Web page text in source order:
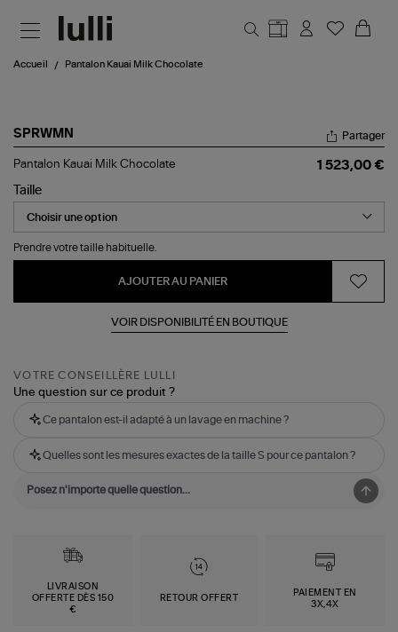
Accueil Pantalon Kauai Milk Chocolate
SPRWMN
Pantalon
Milk
Chocolate
Partager
Pantalon Kauai Milk Chocolate
1 523,00 €
Taille
Prendre votre taille habituelle.
AJOUTER AU PANIER
VOIR DISPONIBILITÉ EN BOUTIQUE
VOTRE CONSEILLÈRE LULLI
Une question sur ce produit ?
Ce pantalon est-il adapté à un lavage en machine ?
Quelles sont les mesures exactes de la taille S pour ce pantalon ?
LIVRAISON
OFFERTE DÈS 150
€
RETOUR OFFERT
PAIEMENT EN
3X,4X